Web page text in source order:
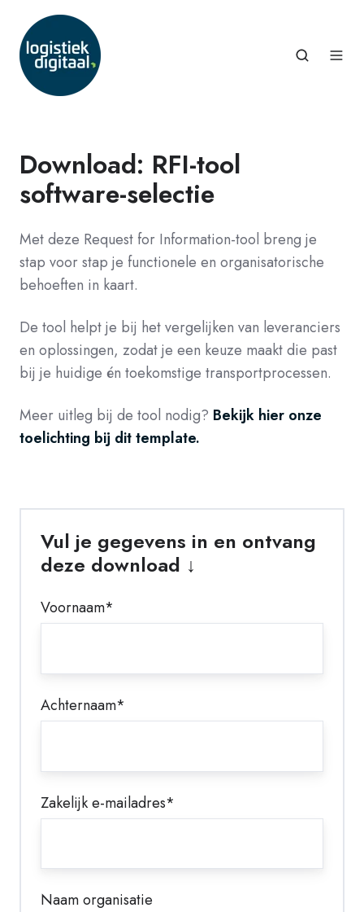
Download: RFI-tool
software-selectie
Met deze Request for Information-tool breng je
stap voor stap je functionele en organisatorische
behoeften in kaart.
De tool helpt je bij het vergelijken van leveranciers
en oplossingen, zodat je een keuze maakt die past
bij je huidige én toekomstige transportprocessen.
Meer uitleg bij de tool nodig? Bekijk hier onze
toelichting bij dit template.
Vul je gegevens in en ontvang
deze download ↓
Voornaam*
Achternaam*
Zakelijk e-mailadres*
Naam organisatie